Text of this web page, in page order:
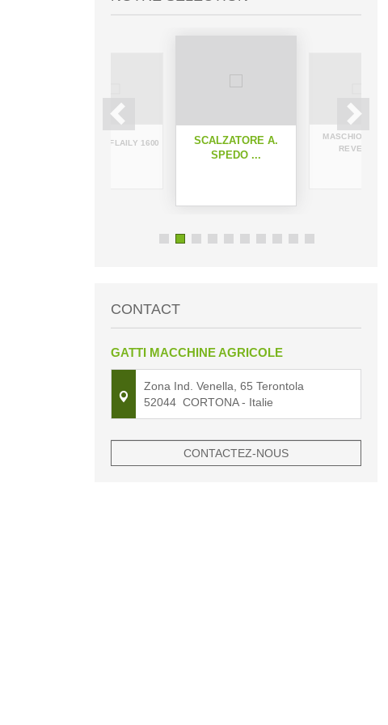
HERMES FLAILY 1600
SCALZATORE A.
SPEDO ...
MASCHIO BL 170
REVER...
CONTACT
GATTI MACCHINE AGRICOLE
Zona Ind. Venella, 65 Terontola
52044 CORTONA- Italie
CONTACTEZ-NOUS